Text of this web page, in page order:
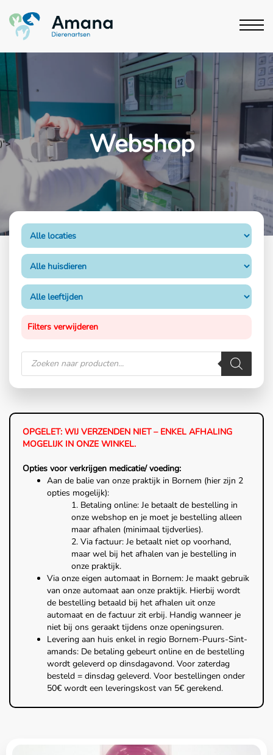
)"> Webshop
Filters verwijderen
OPGELET: WIJ VERZENDEN NIET – ENKEL AFHALING
MOGELIJK IN ONZE WINKEL.
Opties voor verkrijgen medicatie/ voeding:
Aan de balie van onze praktijk in Bornem (hier zijn 2
opties mogelijk):
1. Betaling online: Je betaalt de bestelling in
onze webshop en je moet je bestelling alleen
maar afhalen (minimaal tijdverlies).
2. Via factuur: Je betaalt niet op voorhand,
maar wel bij het afhalen van je bestelling in
onze praktijk.
Via onze eigen automaat in Bornem: Je maakt gebruik
van onze automaat aan onze praktijk. Hierbij wordt
de bestelling betaald bij het afhalen uit onze
automaat en de factuur zit erbij. Handig wanneer je
niet bij ons geraakt tijdens onze openingsuren.
Levering aan huis enkel in regio Bornem-Puurs-Sint-
amands: De betaling gebeurt online en de bestelling
wordt geleverd op dinsdagavond. Voor zaterdag
besteld = dinsdag geleverd. Voor bestellingen onder
50€ wordt een leveringskost van 5€ gerekend.